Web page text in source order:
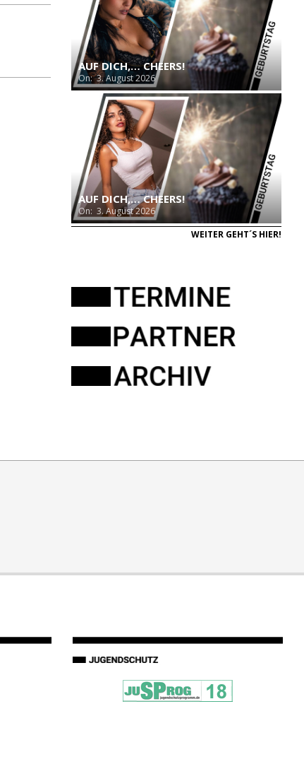
AUF DICH,… CHEERS!
On: 3. August 2026
AUF DICH,… CHEERS!
On: 3. August 2026
WEITER GEHT´S HIER!